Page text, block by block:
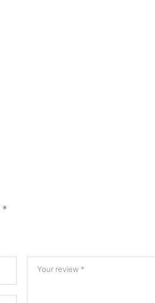
*
Your review *